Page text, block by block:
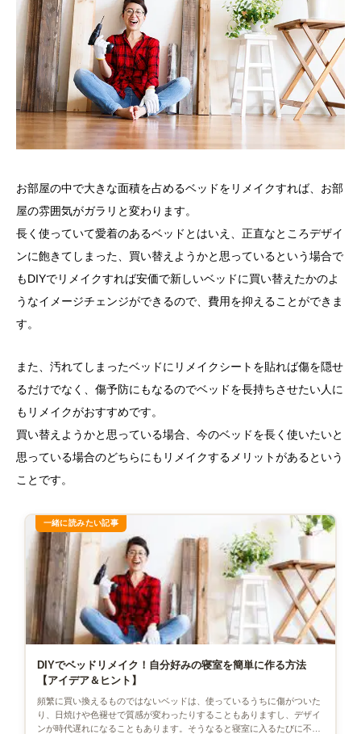
お部屋の中で大きな面積を占めるベッドをリメイクすれば、お部
屋の雰囲気がガラリと変わります。
長く使っていて愛着のあるベッドとはいえ、正直なところデザイ
ンに飽きてしまった、買い替えようかと思っているという場合で
もDIYでリメイクすれば安価で新しいベッドに買い替えたかのよ
うなイメージチェンジができるので、費用を抑えることができま
す。
また、汚れてしまったベッドにリメイクシートを貼れば傷を隠せ
るだけでなく、傷予防にもなるのでベッドを長持ちさせたい人に
もリメイクがおすすめです。
買い替えようかと思っている場合、今のベッドを長く使いたいと
思っている場合のどちらにもリメイクするメリットがあるという
ことです。
DIYでベッドリメイク！自分好みの寝室を簡単に作る方法
【アイデア＆ヒント】
頻繁に買い換えるものではないベッドは、使っているうちに傷がついた
り、日焼けや色褪せで質感が変わったりすることもありますし、デザイ
ンが時代遅れになることもあります。そうなると寝室に入るたびに不満